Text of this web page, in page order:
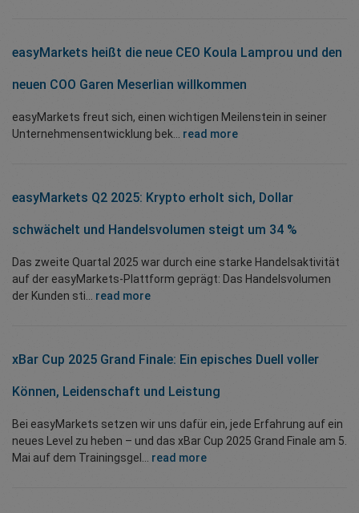
easyMarkets heißt die neue CEO Koula Lamprou und den
neuen COO Garen Meserlian willkommen
easyMarkets freut sich, einen wichtigen Meilenstein in seiner
Unternehmensentwicklung bek... read more
easyMarkets Q2 2025: Krypto erholt sich, Dollar
schwächelt und Handelsvolumen steigt um 34 %
Das zweite Quartal 2025 war durch eine starke Handelsaktivität
auf der easyMarkets-Plattform geprägt: Das Handelsvolumen
der Kunden sti... read more
xBar Cup 2025 Grand Finale: Ein episches Duell voller
Können, Leidenschaft und Leistung
Bei easyMarkets setzen wir uns dafür ein, jede Erfahrung auf ein
neues Level zu heben – und das xBar Cup 2025 Grand Finale am 5.
Mai auf dem Trainingsgel... read more